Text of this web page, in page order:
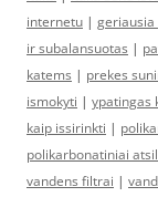
internetu | geriausia
ir subalansuotas |
katems | prekes
ismokyti | ypatingas
kaip issirinkti |
polikarbonatiniai
vandens filtrai |